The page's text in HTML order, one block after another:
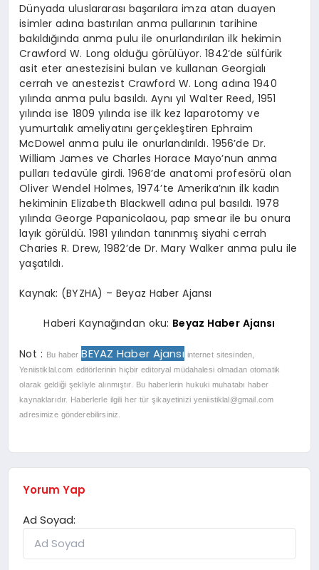
Dünyada uluslararası başarılara imza atan duayen
isimler adına bastırılan anma pullarının tarihine
bakıldığında anma pulu ile onurlandırılan ilk hekimin
Crawford W. Long olduğu görülüyor. 1842‘de sülfürik
asit eter anestezisini bulan ve kullanan Georgialı
cerrah ve anestezist Crawford W. Long adına 1940
yılında anma pulu basıldı. Aynı yıl Walter Reed, 1951
yılında ise 1809 yılında ise ilk kez laparotomy ve
yumurtalık ameliyatını gerçekleştiren Ephraim
McDowel anma pulu ile onurlandırıldı. 1956’de Dr.
William James ve Charles Horace Mayo’nun anma
pulları tedavüle girdi. 1968’de anatomi profesörü olan
Oliver Wendel Holmes, 1974’te Amerika’nın ilk kadın
hekiminin Elizabeth Blackwell adına pul basıldı. 1978
yılında George Papanicolaou, pap smear ile bu onura
layık görüldü. 1981 yılından tanınmış siyahi cerrah
Charies R. Drew, 1982’de Dr. Mary Walker anma pulu ile
yaşatıldı.
Kaynak: (BYZHA) – Beyaz Haber Ajansı
Haberi Kaynağından oku: Beyaz Haber Ajansı
Not : Bu haber BEYAZ Haber Ajansı internet sitesinden,
Yeniistiklal.com editörlerinin hiçbir editoryal müdahalesi olmadan otomatik
olarak geldiği şekliyle alınmıştır. Bu haberlerin hukuki muhatabı haber
kaynaklarıdır. Haberlerle ilgili her tür şikayetinizi yeniistiklal@gmail.com
adresimize gönderebilirsiniz.
Yorum Yap
Ad Soyad: